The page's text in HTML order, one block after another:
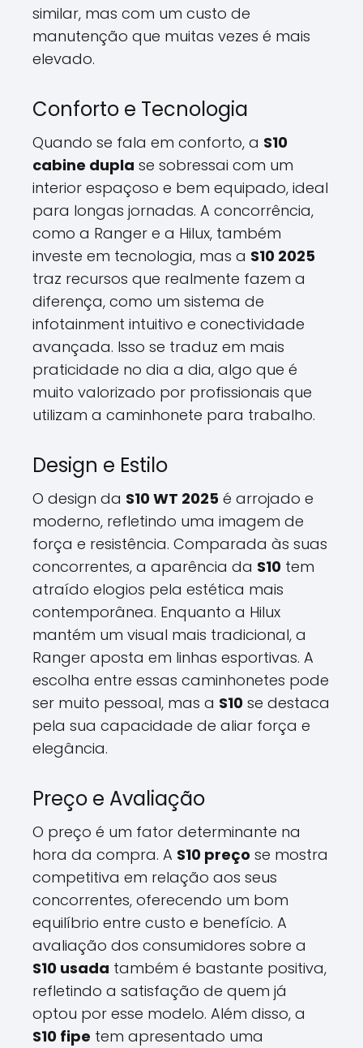
similar, mas com um custo de
manutenção que muitas vezes é mais
elevado.
Conforto e Tecnologia
Quando se fala em conforto, a S10
cabine dupla se sobressai com um
interior espaçoso e bem equipado, ideal
para longas jornadas. A concorrência,
como a Ranger e a Hilux, também
investe em tecnologia, mas a S10 2025
traz recursos que realmente fazem a
diferença, como um sistema de
infotainment intuitivo e conectividade
avançada. Isso se traduz em mais
praticidade no dia a dia, algo que é
muito valorizado por profissionais que
utilizam a caminhonete para trabalho.
Design e Estilo
O design da S10 WT 2025 é arrojado e
moderno, refletindo uma imagem de
força e resistência. Comparada às suas
concorrentes, a aparência da S10 tem
atraído elogios pela estética mais
contemporânea. Enquanto a Hilux
mantém um visual mais tradicional, a
Ranger aposta em linhas esportivas. A
escolha entre essas caminhonetes pode
ser muito pessoal, mas a S10 se destaca
pela sua capacidade de aliar força e
elegância.
Preço e Avaliação
O preço é um fator determinante na
hora da compra. A S10 preço se mostra
competitiva em relação aos seus
concorrentes, oferecendo um bom
equilíbrio entre custo e benefício. A
avaliação dos consumidores sobre a
S10 usada também é bastante positiva,
refletindo a satisfação de quem já
optou por esse modelo. Além disso, a
S10 fipe tem apresentado uma